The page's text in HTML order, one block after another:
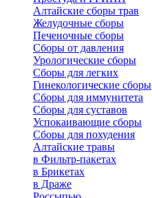
Алтайские сборы трав
Желудочные сборы
Печеночные сборы
Сборы от давления
Урологические сборы
Сборы для легких
Гинекологические сборы
Сборы для иммунитета
Сборы для суставов
Успокаивающие сборы
Сборы для похудения
Алтайские травы
в Фильтр-пакетах
в Брикетах
в Драже